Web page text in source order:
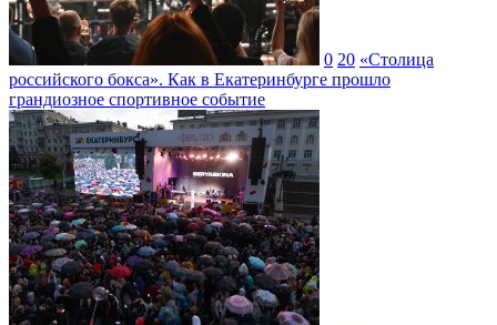
0 20 «Столица
российского бокса». Как в Екатеринбурге прошло
грандиозное спортивное событие